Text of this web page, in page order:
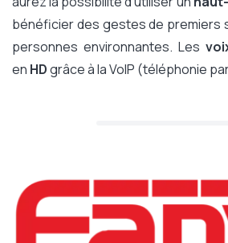
bénéficier des gestes de premiers
personnes environnantes. Les
en HDgrâce à la VoIP (téléphonie